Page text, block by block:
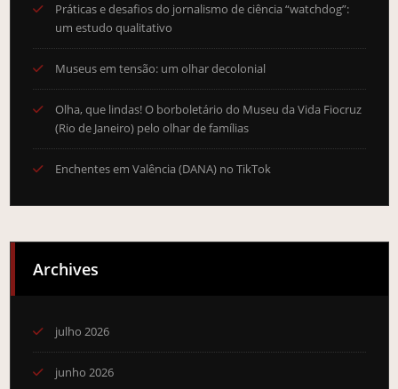
Práticas e desafios do jornalismo de ciência “watchdog”:
um estudo qualitativo
Museus em tensão: um olhar decolonial
Olha, que lindas! O borboletário do Museu da Vida Fiocruz
(Rio de Janeiro) pelo olhar de famílias
Enchentes em Valência (DANA) no TikTok
Archives
julho 2026
junho 2026